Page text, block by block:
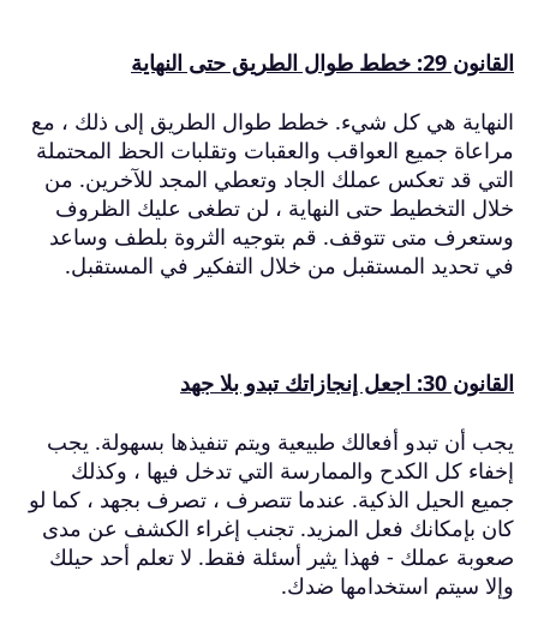
القانون 29: خطط طوال الطريق حتى النهاية
النهاية هي كل شيء. خطط طوال الطريق إلى ذلك ، مع
مراعاة جميع العواقب والعقبات وتقلبات الحظ المحتملة
التي قد تعكس عملك الجاد وتعطي المجد للآخرين. من
خلال التخطيط حتى النهاية ، لن تطغى عليك الظروف
وستعرف متى تتوقف. قم بتوجيه الثروة بلطف وساعد
في تحديد المستقبل من خلال التفكير في المستقبل.
القانون 30: اجعل إنجازاتك تبدو بلا جهد
يجب أن تبدو أفعالك طبيعية ويتم تنفيذها بسهولة. يجب
إخفاء كل الكدح والممارسة التي تدخل فيها ، وكذلك
جميع الحيل الذكية. عندما تتصرف ، تصرف بجهد ، كما لو
كان بإمكانك فعل المزيد. تجنب إغراء الكشف عن مدى
صعوبة عملك - فهذا يثير أسئلة فقط. لا تعلم أحد حيلك
وإلا سيتم استخدامها ضدك.